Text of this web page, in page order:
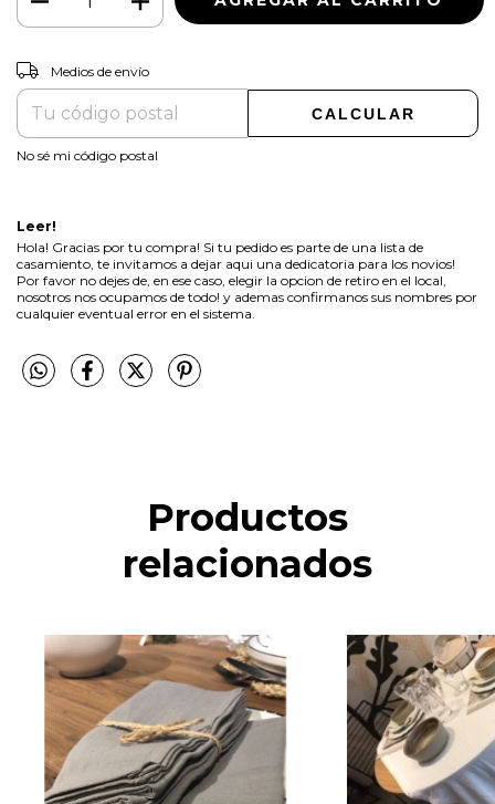
Entregas para el CP:
Medios de envío
CALCULAR
No sé mi código postal
Leer!
Hola! Gracias por tu compra! Si tu pedido es parte de una lista de
casamiento, te invitamos a dejar aqui una dedicatoria para los novios!
Por favor no dejes de, en ese caso, elegir la opcion de retiro en el local,
nosotros nos ocupamos de todo! y ademas confirmanos sus nombres por
cualquier eventual error en el sistema.
Productos
relacionados